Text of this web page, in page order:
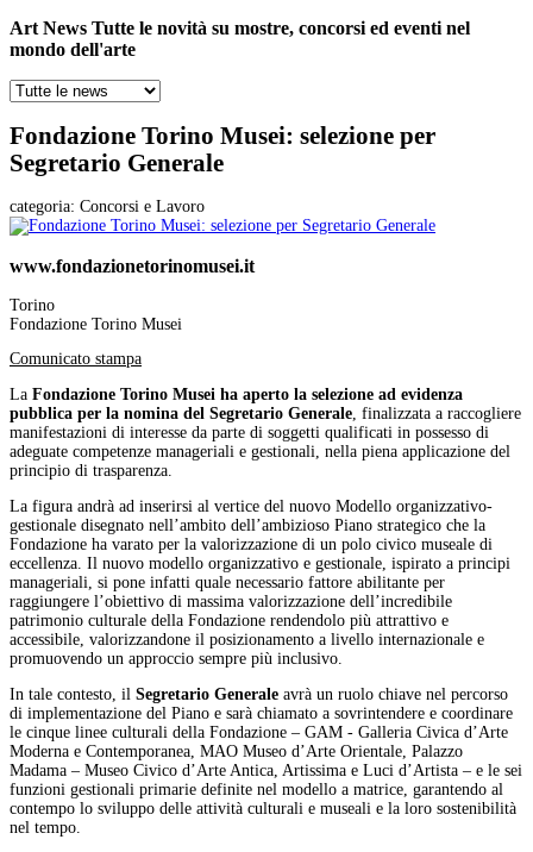
Art News Tutte le novità su mostre, concorsi ed eventi nel
mondo dell'arte
Fondazione Torino Musei: selezione per
Segretario Generale
categoria: Concorsi e Lavoro
www.fondazionetorinomusei.it
Torino
Fondazione Torino Musei
Comunicato stampa
La Fondazione Torino Musei ha aperto la selezione ad evidenza
pubblica per la nomina del Segretario Generale, finalizzata a raccogliere
manifestazioni di interesse da parte di soggetti qualificati in possesso di
adeguate competenze manageriali e gestionali, nella piena applicazione del
principio di trasparenza.
La figura andrà ad inserirsi al vertice del nuovo Modello organizzativo-
gestionale disegnato nell’ambito dell’ambizioso Piano strategico che la
Fondazione ha varato per la valorizzazione di un polo civico museale di
eccellenza. Il nuovo modello organizzativo e gestionale, ispirato a principi
manageriali, si pone infatti quale necessario fattore abilitante per
raggiungere l’obiettivo di massima valorizzazione dell’incredibile
patrimonio culturale della Fondazione rendendolo più attrattivo e
accessibile, valorizzandone il posizionamento a livello internazionale e
promuovendo un approccio sempre più inclusivo.
In tale contesto, il Segretario Generale avrà un ruolo chiave nel percorso
di implementazione del Piano e sarà chiamato a sovrintendere e coordinare
le cinque linee culturali della Fondazione – GAM - Galleria Civica d’Arte
Moderna e Contemporanea, MAO Museo d’Arte Orientale, Palazzo
Madama – Museo Civico d’Arte Antica, Artissima e Luci d’Artista – e le sei
funzioni gestionali primarie definite nel modello a matrice, garantendo al
contempo lo sviluppo delle attività culturali e museali e la loro sostenibilità
nel tempo.